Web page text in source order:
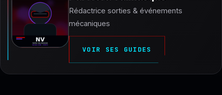
Rédactrice sorties & événements
mécaniques
VOIR SES GUIDES